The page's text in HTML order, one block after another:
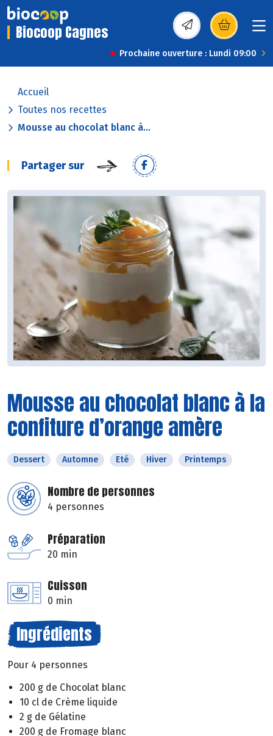
Biocoop Cagnes (s’ouvre dans une
Prochaine ouverture : Lundi 09:00
Accueil
Toutes nos recettes
Mousse au chocolat blanc à...
Partager sur
Mousse au chocolat blanc à la
confiture d’orange amère
Dessert Automne Eté Hiver Printemps
Nombre de personnes
4 personnes
Préparation
20 min
Cuisson
0 min
Ingrédients
Pour 4 personnes
200 g de Chocolat blanc
10 cl de Crème liquide
2 g de Gélatine
200 g de Fromage blanc